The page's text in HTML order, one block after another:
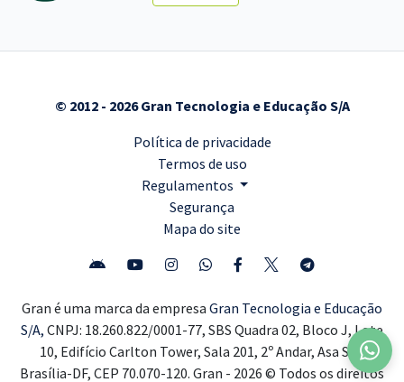
© 2012 - 2026 Gran Tecnologia e Educação S/A
Política de privacidade
Termos de uso
Regulamentos
Segurança
Mapa do site
Gran é uma marca da empresa Gran Tecnologia e Educação
S/A, CNPJ: 18.260.822/0001-77, SBS Quadra 02, Bloco J, Lote
10, Edifício Carlton Tower, Sala 201, 2º Andar, Asa Sul,
Brasília-DF, CEP 70.070-120. Gran - 2026 © Todos os direitos